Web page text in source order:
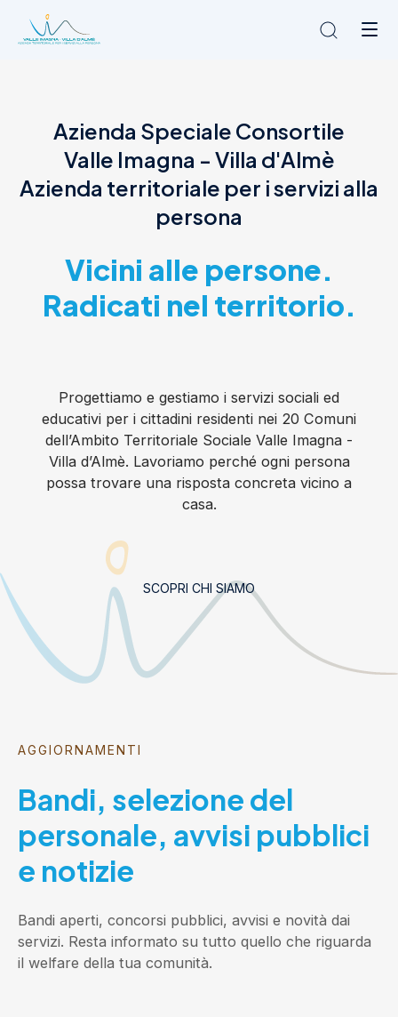
L'Ambito
Cosa facciamo
News
Amministrazione trasparente
Azienda Speciale Consortile
Valle Imagna - Villa d'Almè
Azienda territoriale per i servizi alla
persona
Vicini alle persone.
Radicati nel territorio.
Progettiamo e gestiamo i servizi sociali ed
educativi per i cittadini residenti nei 20 Comuni
dell’Ambito Territoriale Sociale Valle Imagna -
Villa d’Almè. Lavoriamo perché ogni persona
possa trovare una risposta concreta vicino a
casa.
SCOPRI CHI SIAMO
AGGIORNAMENTI
Bandi, selezione del
personale, avvisi pubblici
e notizie
Bandi aperti, concorsi pubblici, avvisi e novità dai
servizi. Resta informato su tutto quello che riguarda
il welfare della tua comunità.